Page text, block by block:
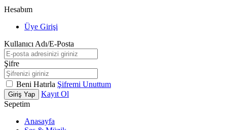
Hesabım
Üye Girişi
Kullanıcı Adı/E-Posta
Şifre
Beni Hatırla Şifremi Unuttum
Giriş Yap
Kayıt Ol
Sepetim
Anasayfa